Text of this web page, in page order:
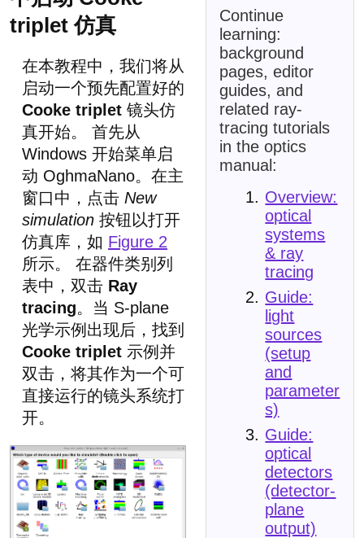
Continue
learning:
background
pages, editor
guides, and
related ray-
tracing tutorials
in the optics
manual:
Overview:
optical
systems
& ray
tracing
Guide:
light
sources
(setup
and
parameter
s)
Guide:
optical
detectors
(detector-
plane
output)
triplet 仿真
在本教程中，我们将从
启动一个预先配置好的
Cooke triplet 镜头仿
真开始。 首先从
Windows 开始菜单启
动 OghmaNano。在主
窗口中，点击 New
simulation 按钮以打开
仿真库，如 Figure 2
所示。 在器件类别列
表中，双击 Ray
tracing。当 S-plane
光学示例出现后，找到
Cooke triplet 示例并
双击，将其作为一个可
直接运行的镜头系统打
开。